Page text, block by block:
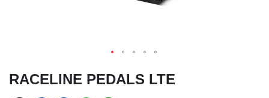
RACELINE PEDALS LTE